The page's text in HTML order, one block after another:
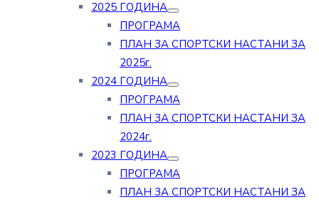
2025 ГОДИНА
ПРОГРАМА
ПЛАН ЗА СПОРТСКИ НАСТАНИ ЗА
2025г.
2024 ГОДИНА
ПРОГРАМА
ПЛАН ЗА СПОРТСКИ НАСТАНИ ЗА
2024г.
2023 ГОДИНА
ПРОГРАМА
ПЛАН ЗА СПОРТСКИ НАСТАНИ ЗА